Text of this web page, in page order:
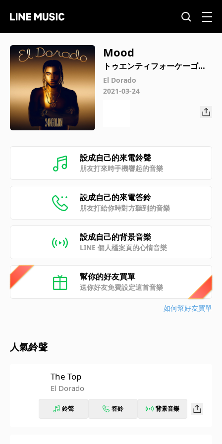
Mood
トゥエンティフォーケーゴー
ルデン
El Dorado
2021-03-24
設成自己的來電鈴聲
朋友打來時手機響起的音樂
設成自己的來電答鈴
朋友打給你時對方聽到的音樂
設成自己的背景音樂
LINE 個人檔案頁的心情音樂
幫你的好友買單
送你好友免費設定這首音樂
如何幫好友買單
人氣鈴聲
The Top
El Dorado
鈴聲 答鈴 背景音樂